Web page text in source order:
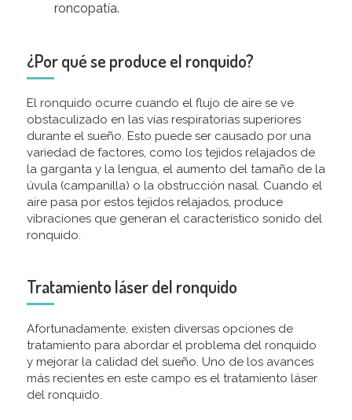
roncopatía.
¿Por qué se produce el ronquido?
El ronquido ocurre cuando el flujo de aire se ve
obstaculizado en las vías respiratorias superiores
durante el sueño. Esto puede ser causado por una
variedad de factores, como los tejidos relajados de
la garganta y la lengua, el aumento del tamaño de la
úvula (campanilla) o la obstrucción nasal. Cuando el
aire pasa por estos tejidos relajados, produce
vibraciones que generan el característico sonido del
ronquido.
Tratamiento láser del ronquido
Afortunadamente, existen diversas opciones de
tratamiento para abordar el problema del ronquido
y mejorar la calidad del sueño. Uno de los avances
más recientes en este campo es el tratamiento láser
del ronquido.